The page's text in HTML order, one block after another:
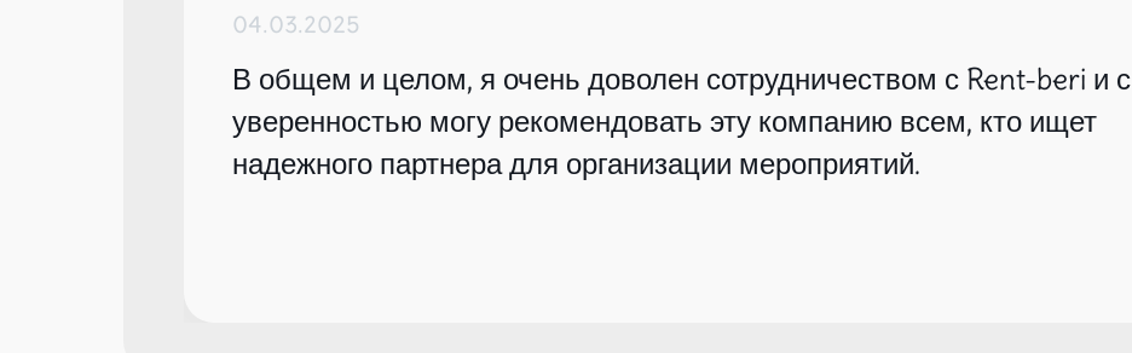
04.03.2025
В общем и целом, я очень доволен сотрудничеством с Rent-beri и с
уверенностью могу рекомендовать эту компанию всем, кто ищет
надежного партнера для организации мероприятий.